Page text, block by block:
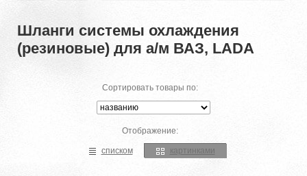
Шланги системы охлаждения
(резиновые) для а/м ВАЗ, LADA
Сортировать товары по:
Отображение:
списком картинками